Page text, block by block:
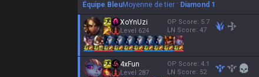
Équipe BleuMoyenne de tier : Diamond 1
XoYnUzi
Level 624
OP Score: 5.7
LN Score: 47
4xFun
Level 287
OP Score: 4.1
LN Score: 52